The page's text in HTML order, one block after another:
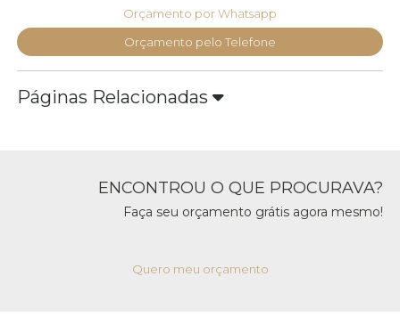
Orçamento por Whatsapp
Orçamento pelo Telefone
Páginas Relacionadas
ENCONTROU O QUE PROCURAVA?
Faça seu orçamento grátis agora mesmo!
Quero meu orçamento